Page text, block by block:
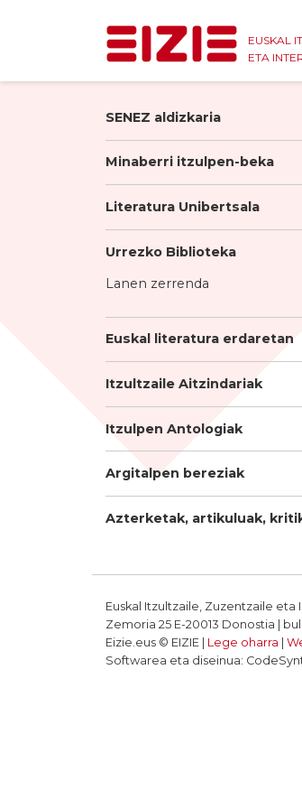
EUSKAL
ETA
SENEZ aldizkaria
Minaberri itzulpen-beka
Literatura Unibertsala
Urrezko Biblioteka
Lanen zerrenda
Euskal literatura erdaretan
Itzultzaile Aitzindariak
Itzulpen Antologiak
Argitalpen bereziak
Azterketak, artikuluak,
Euskal Itzultzaile, Zuzentzaile
Zemoria 25 E-20013 Donostia |
Eizie.eus © EIZIE | Lege oharra
Softwarea eta diseinua: